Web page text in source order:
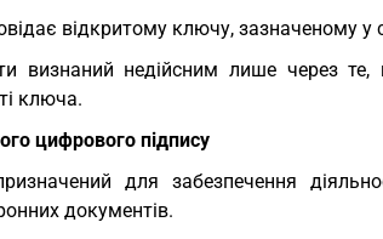
відкритому ключу, зазначеному у
визнаний недійсним лише через
ключа.
цифрового підпису
для забезпечення
документів.